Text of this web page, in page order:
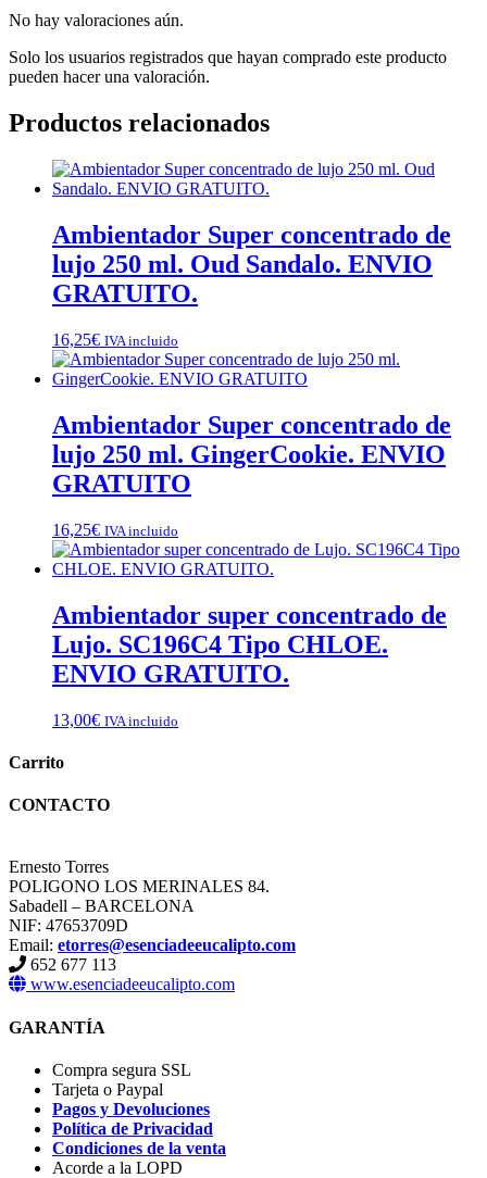
No hay valoraciones aún.
Solo los usuarios registrados que hayan comprado este producto
pueden hacer una valoración.
Productos relacionados
Ambientador Super concentrado de
lujo 250 ml. Oud Sandalo. ENVIO
GRATUITO.
16,25€ IVA incluido
Ambientador Super concentrado de
lujo 250 ml. GingerCookie. ENVIO
GRATUITO
16,25€ IVA incluido
Ambientador super concentrado de
Lujo. SC196C4 Tipo CHLOE.
ENVIO GRATUITO.
13,00€ IVA incluido
Carrito
CONTACTO
Ernesto Torres
POLIGONO LOS MERINALES 84.
Sabadell – BARCELONA
NIF: 47653709D
Email: etorres@esenciadeeucalipto.com
652 677 113
www.esenciadeeucalipto.com
GARANTÍA
Compra segura SSL
Tarjeta o Paypal
Pagos y Devoluciones
Política de Privacidad
Condiciones de la venta
Acorde a la LOPD